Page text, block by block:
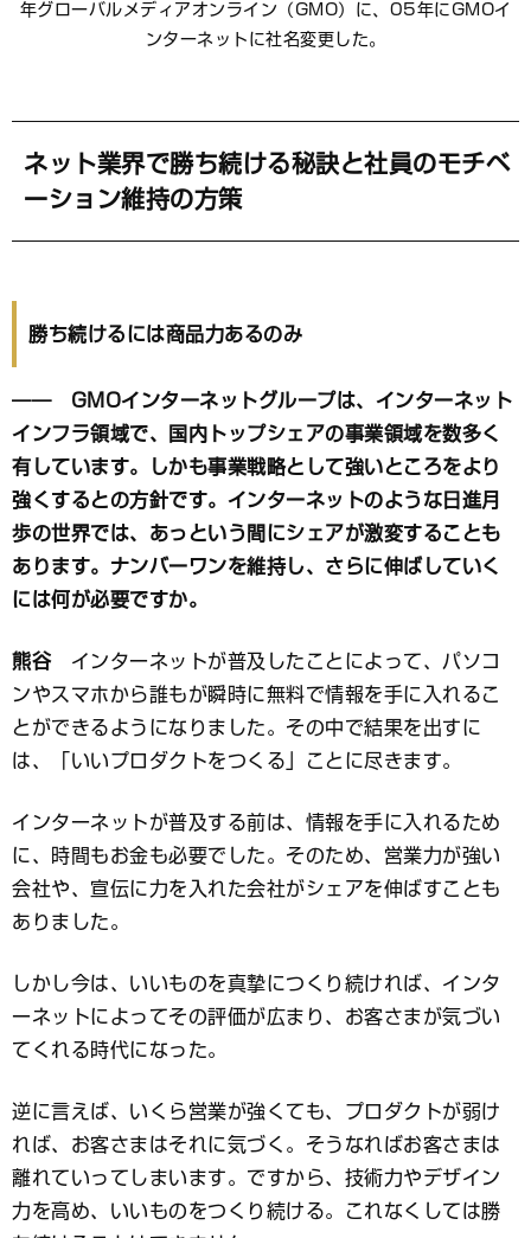
年グローバルメディアオンライン（GMO）に、05年にGMOイ
ンターネットに社名変更した。
ネット業界で勝ち続ける秘訣と社員のモチベ
ーション維持の方策
勝ち続けるには商品力あるのみ
―― GMOインターネットグループは、インターネット
インフラ領域で、国内トップシェアの事業領域を数多く
有しています。しかも事業戦略として強いところをより
強くするとの方針です。インターネットのような日進月
歩の世界では、あっという間にシェアが激変することも
あります。ナンバーワンを維持し、さらに伸ばしていく
には何が必要ですか。
熊谷インターネットが普及したことによって、パソコ
ンやスマホから誰もが瞬時に無料で情報を手に入れるこ
とができるようになりました。その中で結果を出すに
は、「いいプロダクトをつくる」ことに尽きます。
インターネットが普及する前は、情報を手に入れるため
に、時間もお金も必要でした。そのため、営業力が強い
会社や、宣伝に力を入れた会社がシェアを伸ばすことも
ありました。
しかし今は、いいものを真摯につくり続ければ、インタ
ーネットによってその評価が広まり、お客さまが気づい
てくれる時代になった。
逆に言えば、いくら営業が強くても、プロダクトが弱け
れば、お客さまはそれに気づく。そうなればお客さまは
離れていってしまいます。ですから、技術力やデザイン
力を高め、いいものをつくり続ける。これなくしては勝